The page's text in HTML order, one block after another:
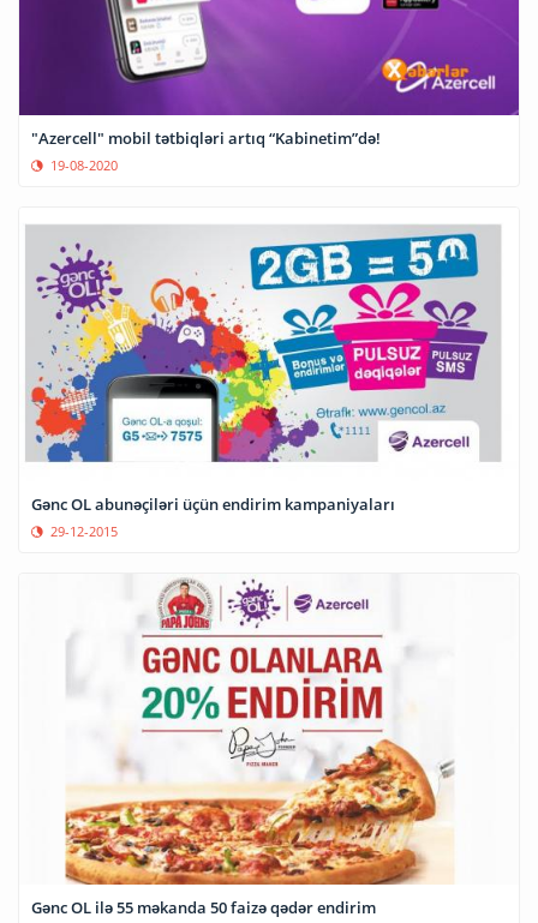
"Azercell" mobil tətbiqləri artıq “Kabinetim”də!
19-08-2020
Gənc OL abunəçiləri üçün endirim kampaniyaları
29-12-2015
Gənc OL ilə 55 məkanda 50 faizə qədər endirim